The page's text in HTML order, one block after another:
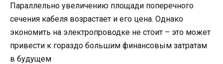
Параллельно увеличению площади поперечного
сечения кабеля возрастает и его цена. Однако
экономить на электропроводке не стоит – это может
привести к гораздо большим финансовым затратам
в будущем